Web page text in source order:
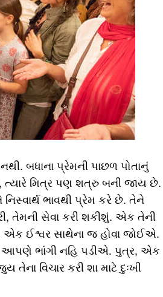
બધાના પ્રેમની પાછળ પોતાનું
ત્યારે મિત્ર પણ શત્રુ બની જાય છે.
ભાવથી પ્રેમ કરે છે. તેને
તેમની સેવા કરી શકીશું. એક તેની
ઈશ્વર સાથેના જ હોવા જોઈએ.
આપણે ભાંગી નહિ પડીએ. પુત્ર, એક
વિચાર કરી શા માટે દુઃખી